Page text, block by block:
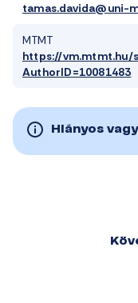
tamas.davida@uni-
MTMT
https://vm.mtmt.hu/
AuthorID=10081483
Hiányos